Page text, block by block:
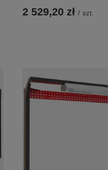
2 529,20 zł / szt.